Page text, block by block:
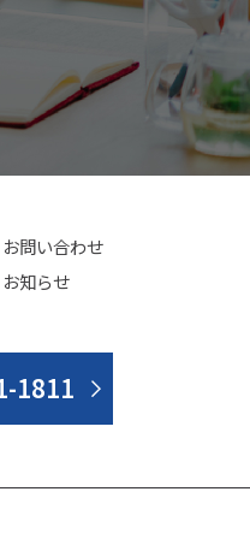
問い合わせ
知らせ
1811